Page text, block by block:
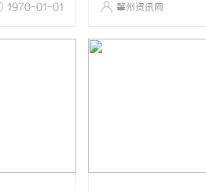
1970-01-01 肇州资讯网